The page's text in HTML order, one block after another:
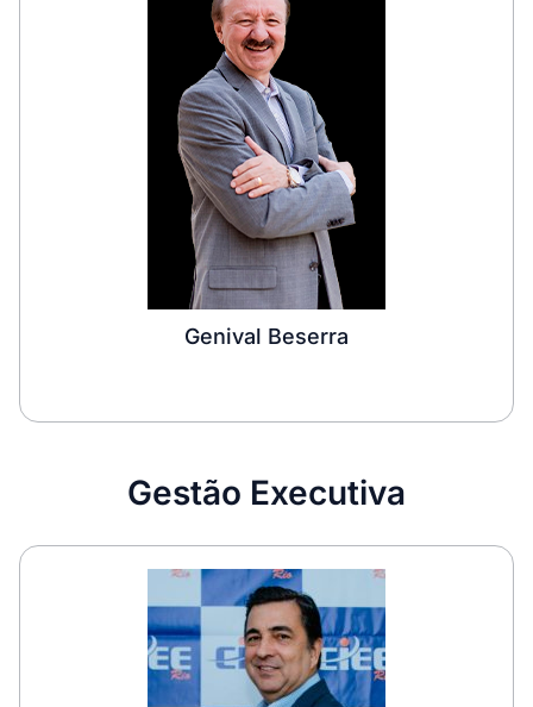
Genival Beserra
Gestão Executiva